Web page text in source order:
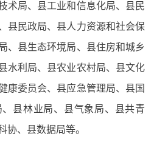
术局、县工业和信息化局、县民
县民政局、县人力资源和社会保
、县生态环境局、县住房和城乡
水利局、县农业农村局、县文化
康委员会、县应急管理局、县国
县林业局、县气象局、县共青
协、县数据局等。